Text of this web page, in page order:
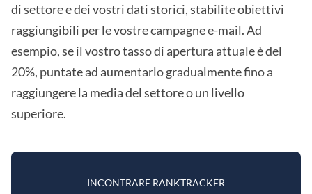
di settore e dei vostri dati storici, stabilite obiettivi
raggiungibili per le vostre campagne e-mail. Ad
esempio, se il vostro tasso di apertura attuale è del
20%, puntate ad aumentarlo gradualmente fino a
raggiungere la media del settore o un livello
superiore.
INCONTRARE RANKTRACKER